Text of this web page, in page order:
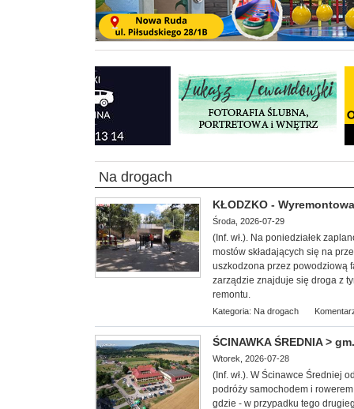
Na drogach
KŁODZKO -
Środa, 2026-07-29
(Inf. wł.). Na poniedziałek
mostów składających się na
uszkodzona przez powodziową
zarządzie znajduje się droga z
remontu.
Kategoria: Na drogach
ŚCINAWKA ŚREDNIA >
Wtorek, 2026-07-28
(Inf. wł.). W Ścinawce Średniej
podróży samochodem i
gdzie - w przypadku tego